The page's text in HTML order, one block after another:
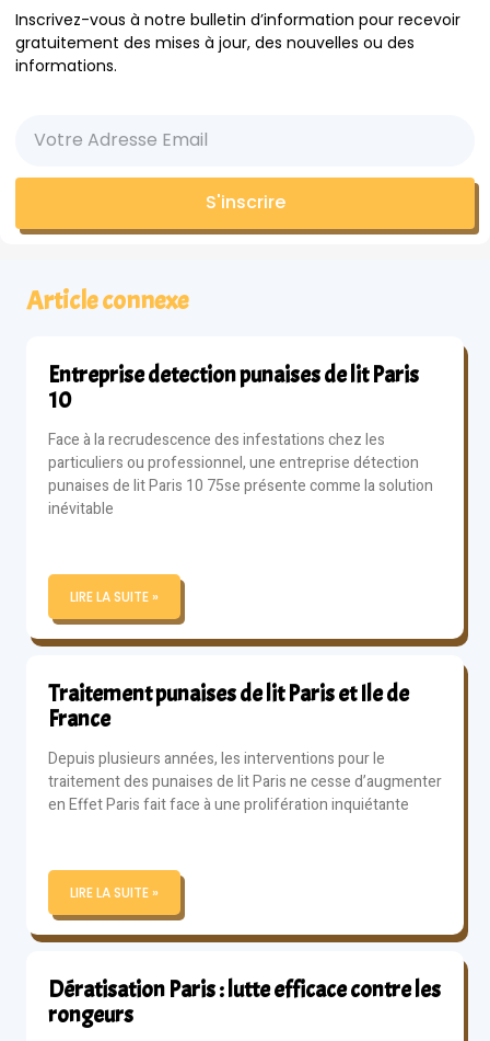
Inscrivez-vous à notre bulletin d’information pour recevoir
gratuitement des mises à jour, des nouvelles ou des
informations.
S'inscrire
Article connexe
Entreprise detection punaises de lit Paris
10
Face à la recrudescence des infestations chez les
particuliers ou professionnel, une entreprise détection
punaises de lit Paris 10 75se présente comme la solution
inévitable
LIRE LA SUITE »
Traitement punaises de lit Paris et Ile de
France
Depuis plusieurs années, les interventions pour le
traitement des punaises de lit Paris ne cesse d’augmenter
en Effet Paris fait face à une prolifération inquiétante
LIRE LA SUITE »
Dératisation Paris : lutte efficace contre les
rongeurs